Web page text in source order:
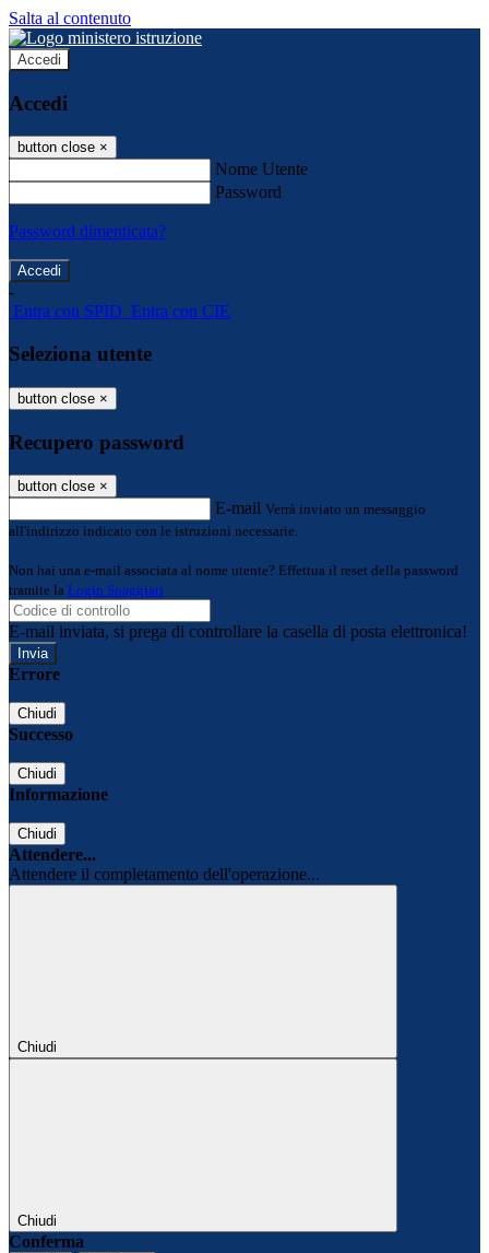
Salta al contenuto
Accedi
Accedi
button close ×
Nome Utente
Password
Password dimenticata?
-
Entra con SPID Entra con CIE
Seleziona utente
button close ×
Recupero password
button close ×
E-mail Verrà inviato un messaggio
all'indirizzo indicato con le istruzioni necessarie.
Non hai una e-mail associata al nome utente? Effettua il reset della password
tramite la Login Spaggiari
E-mail inviata, si prega di controllare la casella di posta elettronica!
Errore
Chiudi
Successo
Chiudi
Informazione
Chiudi
Attendere...
Attendere il completamento dell'operazione...
Chiudi
Chiudi
Conferma